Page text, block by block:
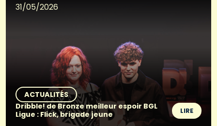
31/05/2026
ACTUALITÉS
Dribble! de Bronze meilleur espoir BGL
Ligue : Flick, brigade jeune
LIRE